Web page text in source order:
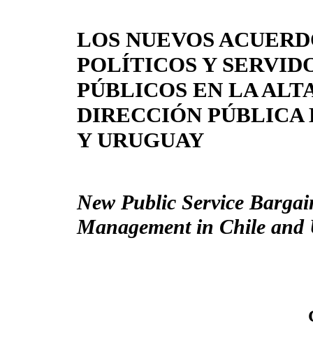
LOS NUEVOS
POLÍTICOS Y
PÚBLICOS EN LA
DIRECCIÓN PÚBLICA
Y URUGUAY
New Public Service
Management in Chile and